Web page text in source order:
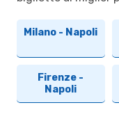
Milano - Napoli
Firenze -
Napoli